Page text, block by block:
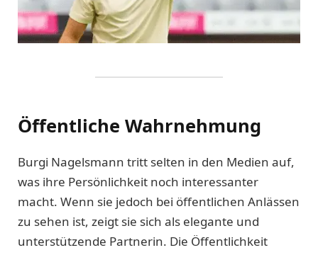
Öffentliche Wahrnehmung
Burgi Nagelsmann tritt selten in den Medien auf,
was ihre Persönlichkeit noch interessanter
macht. Wenn sie jedoch bei öffentlichen Anlässen
zu sehen ist, zeigt sie sich als elegante und
unterstützende Partnerin. Die Öffentlichkeit